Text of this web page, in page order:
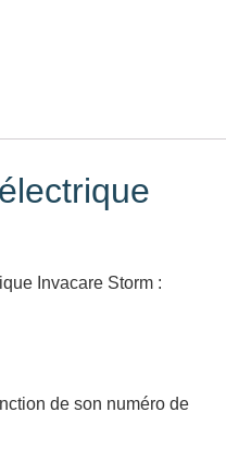
Invacare Storm :
de son numéro de